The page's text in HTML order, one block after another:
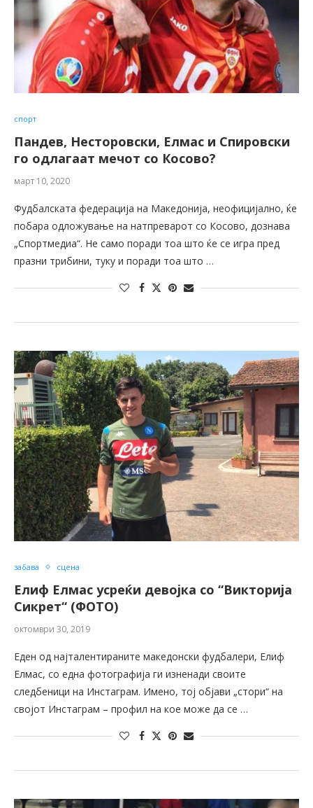
спорт
Пандев, Несторовски, Елмас и Спировски
го одлагаат мечот со Косово?
март 10, 2020
Фудбалската федерација на Македонија, неофицијално, ќе
побара одложување на натпреварот со Косово, дознава
„Спортмедиа“. Не само поради тоа што ќе се игра пред
празни трибини, туку и поради тоа што …
забава сцена
Елиф Елмас усреќи девојка со “Викторија
Сикрет“ (ФОТО)
октомври 30, 2019
Еден од најталентираните македонски фудбалери, Елиф
Елмас, со една фотографија ги изненади своите
следбеници на Инстаграм. Имено, тој објави „стори“ на
својот Инстаграм – профил на кое може да се …